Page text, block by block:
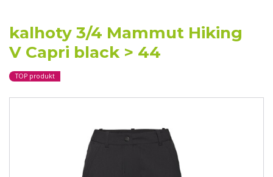
kalhoty 3/4 Mammut Hiking
V Capri black > 44
TOP produkt